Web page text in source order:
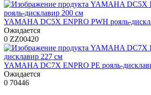
YAMAHA DC5X ENPRO PWH рояль-
Ожидается
0 ZZ00420
YAMAHA DC7X ENPRO PE рояль-
Ожидается
0 70446